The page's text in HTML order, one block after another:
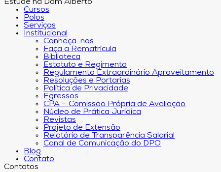
Estude na Dom Alberto
Cursos
Polos
Serviços
Institucional
Conheça-nos
Faça a Rematrícula
Biblioteca
Estatuto e Regimento
Regulamento Extraordinário Aproveitamento
Resoluções e Portarias
Política de Privacidade
Egressos
CPA – Comissão Própria de Avaliação
Núcleo de Prática Jurídica
Revistas
Projeto de Extensão
Relatório de Transparência Salarial
Canal de Comunicação do DPO
Blog
Contato
Contatos